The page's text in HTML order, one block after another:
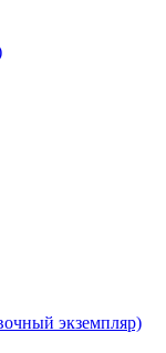
экземпляр)